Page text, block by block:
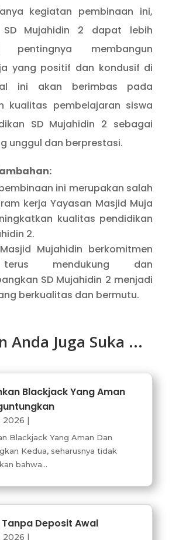
kegiatan pembinaan ini,
Mujahidin 2 dapat lebih
pentingnya membangun
yang positif dan kondusif di
ini akan berimbas pada
kualitas pembelajaran siswa
SD Mujahidin 2 sebagai
unggul dan berprestasi.
ini merupakan salah
kerja Yayasan Masjid Muja
kualitas pendidikan
2.
Mujahidin berkomitmen
mendukung dan
SD Mujahidin 2 menjadi
berkualitas dan bermutu.
Anda Juga Suka ...
Blackjack Yang Aman
2026
Blackjack Yang Aman Dan
Kedua, seharusnya tidak
bahwa...
Deposit Awal
2026